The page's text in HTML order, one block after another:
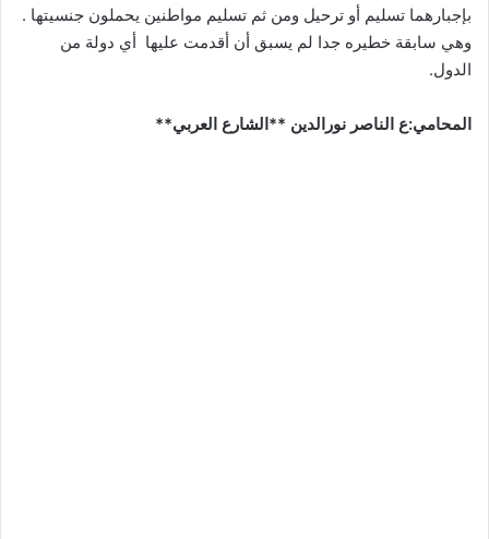
بإجبارهما تسليم أو ترحيل ومن ثم تسليم مواطنين يحملون جنسيتها .
وهي سابقة خطيره جدا لم يسبق أن أقدمت عليها أي دولة من
الدول.
المحامي:ع الناصر نورالدين **الشارع العربي**